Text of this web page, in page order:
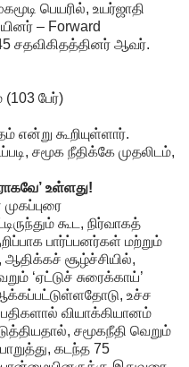
பெயரில், உயர்ஜாதி
– Forward
சதவிகிதத்தினர் ஆவர்.
(103 பேர்)
என்று கூறியுள்ளார்.
சமூக நீதிக்கே முதலிடம்,
உள்ளது!
கூட, நிர்வாகத்
பார்ப்பனர்கள் மற்றும்
ஆதிக்கச் சூழ்ச்சியில்,
‘ஏட்டுச் சுரைக்காய்’
உச்ச
வியாக்கியானம்
சமூகநீதி வெறும்
கடந்த 75